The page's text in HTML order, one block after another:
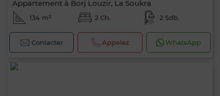
Appartement à Borj Louzir, La Soukra
134 m² 2 Ch. 2 Sdb.
Contacter Appelez WhatsApp